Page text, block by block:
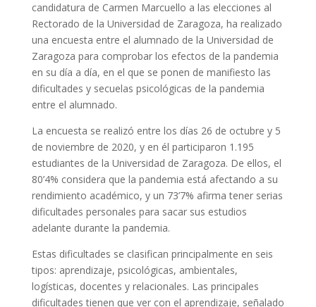
candidatura de Carmen Marcuello a las elecciones al
Rectorado de la Universidad de Zaragoza, ha realizado
una encuesta entre el alumnado de la Universidad de
Zaragoza para comprobar los efectos de la pandemia
en su día a día, en el que se ponen de manifiesto las
dificultades y secuelas psicológicas de la pandemia
entre el alumnado.
La encuesta se realizó entre los días 26 de octubre y 5
de noviembre de 2020, y en él participaron 1.195
estudiantes de la Universidad de Zaragoza. De ellos, el
80’4% considera que la pandemia está afectando a su
rendimiento académico, y un 73’7% afirma tener serias
dificultades personales para sacar sus estudios
adelante durante la pandemia.
Estas dificultades se clasifican principalmente en seis
tipos: aprendizaje, psicológicas, ambientales,
logísticas, docentes y relacionales. Las principales
dificultades tienen que ver con el aprendizaje, señalado